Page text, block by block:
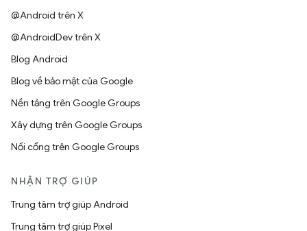
@Android trên X
@AndroidDev trên X
Blog Android
Blog về bảo mật của Google
Nền tảng trên Google Groups
Xây dựng trên Google Groups
Nối cổng trên Google Groups
NHẬN TRỢ GIÚP
Trung tâm trợ giúp Android
Trung tâm trợ giúp Pixel